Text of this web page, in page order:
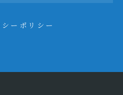
ーポリシー